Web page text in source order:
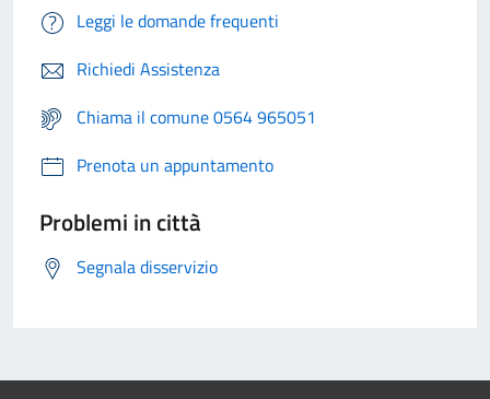
Leggi le domande frequenti
Richiedi Assistenza
Chiama il comune 0564 965051
Prenota un appuntamento
Problemi in città
Segnala disservizio